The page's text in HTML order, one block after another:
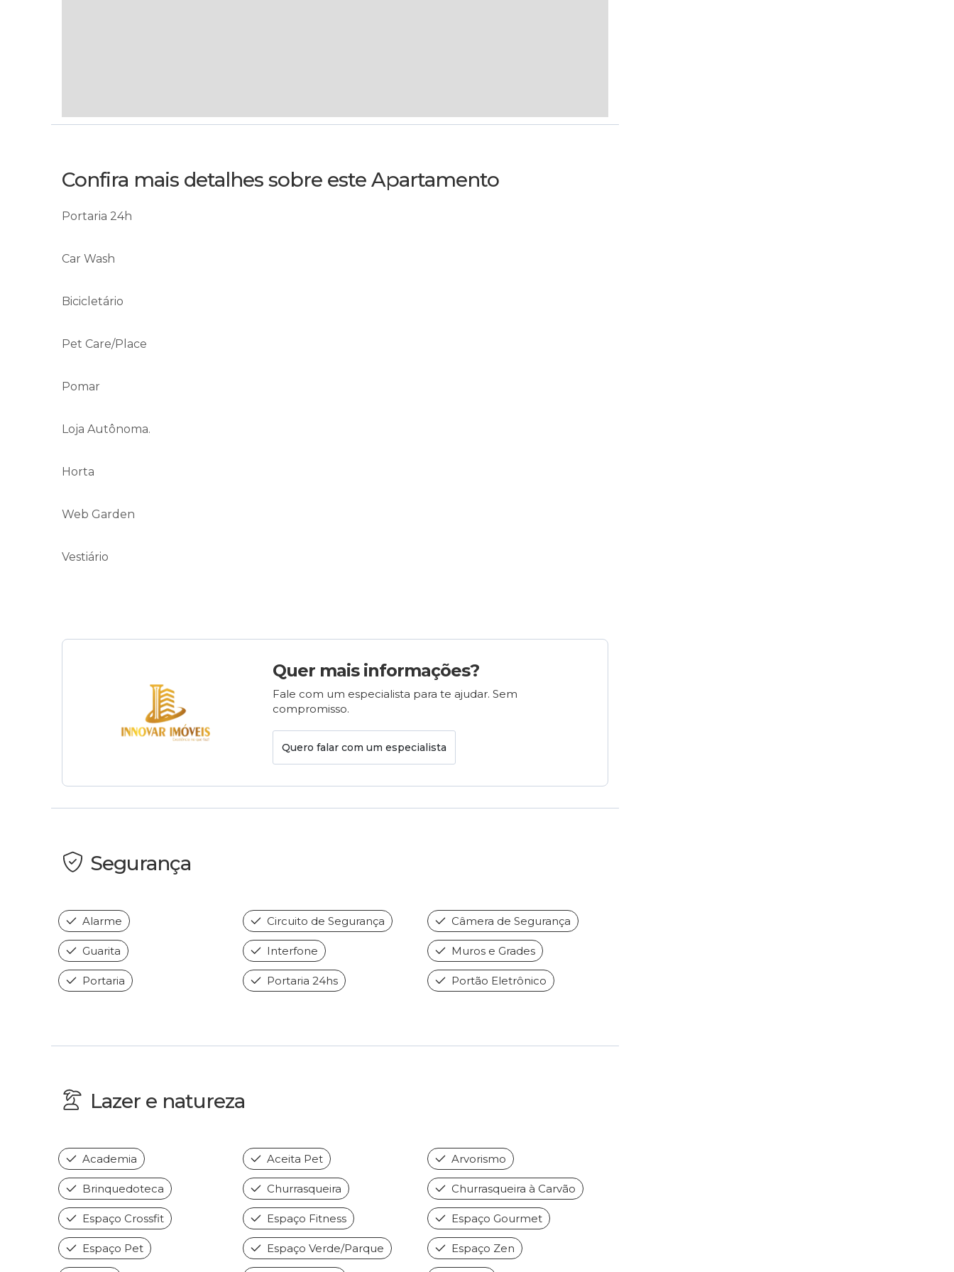
Confira mais detalhes sobre este Apartamento
Portaria 24h
Car Wash
Bicicletário
Pet Care/Place
Pomar
Loja Autônoma.
Horta
Web Garden
Vestiário
Quer mais informações?
Fale com um especialista para te ajudar. Sem
compromisso.
Quero falar com um especialista
Segurança
Alarme Circuito de Segurança Câmera de Segurança
Guarita Interfone Muros e Grades
Portaria Portaria 24hs Portão Eletrônico
Lazer e natureza
Academia Aceita Pet Arvorismo
Brinquedoteca Churrasqueira Churrasqueira à Carvão
Espaço Crossfit Espaço Fitness Espaço Gourmet
Espaço Pet Espaço Verde/Parque Espaço Zen